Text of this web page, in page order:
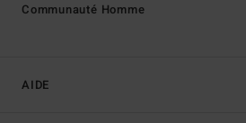
AIDE
Communauté Homme